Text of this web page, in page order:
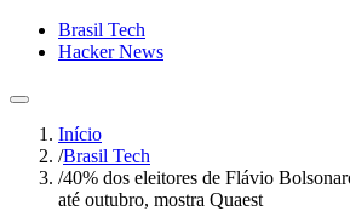
Brasil Tech
Hacker News
Início
/Brasil Tech
/40% dos eleitores de Flávio
até outubro, mostra Quaest